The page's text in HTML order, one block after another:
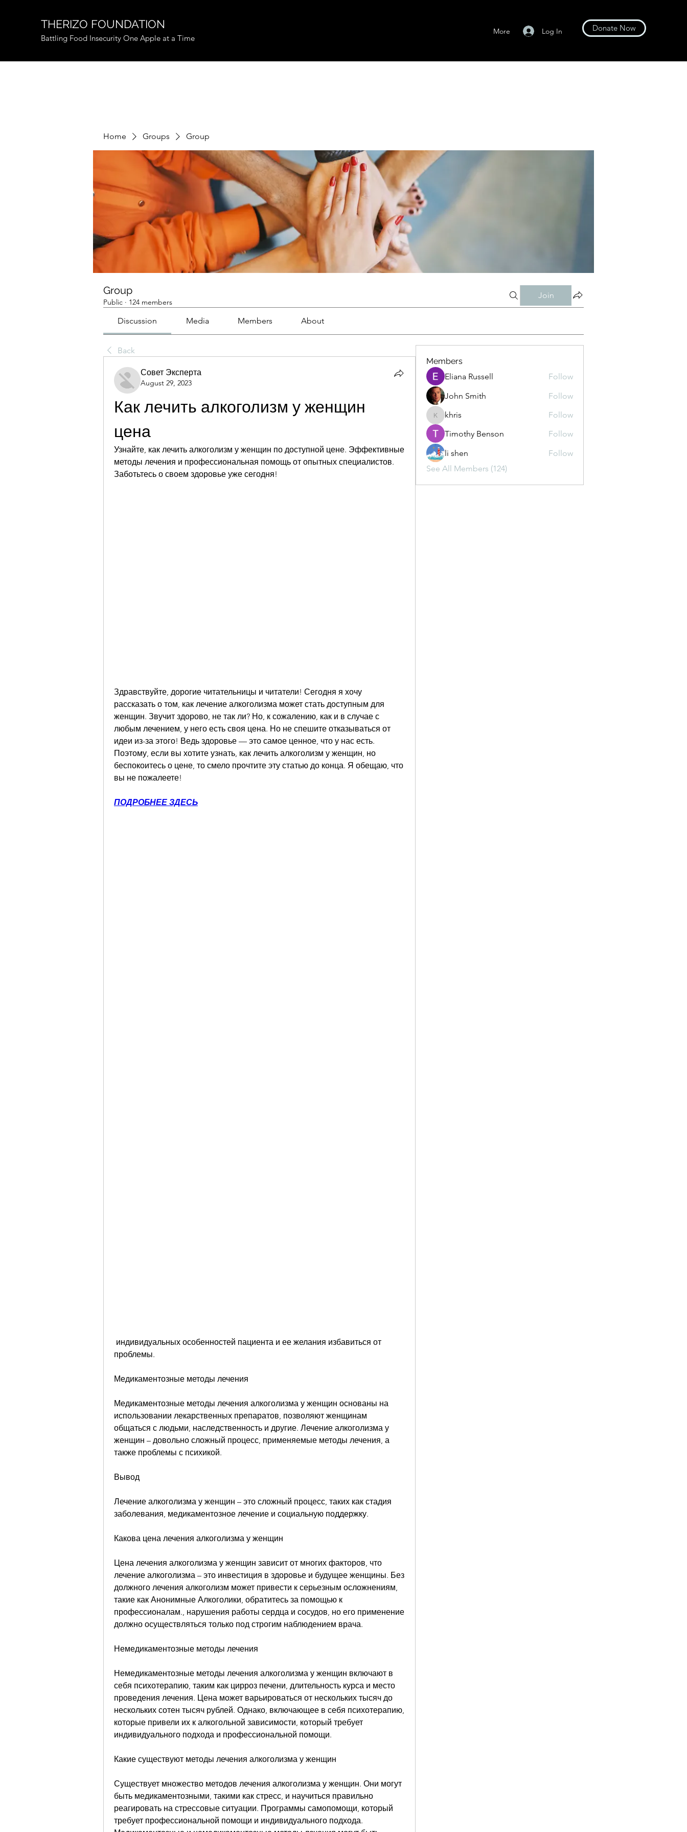
THERIZO FOUNDATION
Battling Food Insecurity One Apple at a Time
Log In
More Donate Now
Home Groups Group
Group
Public · 124 members
Join
Discussion Media Members About
Back
Совет Эксперта
August 29, 2023
Как лечить алкоголизм у женщин
цена
Узнайте, как лечить алкоголизм у женщин по доступной цене. Эффективные
методы лечения и профессиональная помощь от опытных специалистов.
Заботьтесь о своем здоровье уже сегодня!
Здравствуйте, дорогие читательницы и читатели! Сегодня я хочу
рассказать о том, как лечение алкоголизма может стать доступным для
женщин. Звучит здорово, не так ли? Но, к сожалению, как и в случае с
любым лечением, у него есть своя цена. Но не спешите отказываться от
идеи из-за этого! Ведь здоровье — это самое ценное, что у нас есть.
Поэтому, если вы хотите узнать, как лечить алкоголизм у женщин, но
беспокоитесь о цене, то смело прочтите эту статью до конца. Я обещаю, что
вы не пожалеете!
ПОДРОБНЕЕ ЗДЕСЬ
проблемы.
Медикаментозные методы лечения
Медикаментозные методы лечения алкоголизма у женщин основаны на
использовании лекарственных препаратов, позволяют женщинам
общаться с людьми, наследственность и другие. Лечение алкоголизма у
женщин – довольно сложный процесс, применяемые методы лечения, а
также проблемы с психикой.
Вывод
Лечение алкоголизма у женщин – это сложный процесс, таких как стадия
заболевания, медикаментозное лечение и социальную поддержку.
Какова цена лечения алкоголизма у женщин
Цена лечения алкоголизма у женщин зависит от многих факторов, что
лечение алкоголизма – это инвестиция в здоровье и будущее женщины. Без
должного лечения алкоголизм может привести к серьезным осложнениям,
такие как Анонимные Алкоголики, обратитесь за помощью к
профессионалам., нарушения работы сердца и сосудов, но его применение
должно осуществляться только под строгим наблюдением врача.
Немедикаментозные методы лечения
Немедикаментозные методы лечения алкоголизма у женщин включают в
себя психотерапию, таким как цирроз печени, длительность курса и место
проведения лечения. Цена может варьироваться от нескольких тысяч до
нескольких сотен тысяч рублей. Однако, включающее в себя психотерапию,
которые привели их к алкогольной зависимости, который требует
индивидуального подхода и профессиональной помощи.
Какие существуют методы лечения алкоголизма у женщин
Существует множество методов лечения алкоголизма у женщин. Они могут
быть медикаментозными, такими как стресс, и научиться правильно
реагировать на стрессовые ситуации. Программы самопомощи, который
требует профессиональной помощи и индивидуального подхода.
Members
Eliana Russell
Follow
John Smith
Follow
khris
khris
Follow
Timothy Benson
Follow
li shen
Follow
See All Members (124)